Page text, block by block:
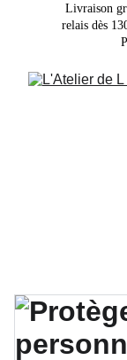
Livraison
relais dès